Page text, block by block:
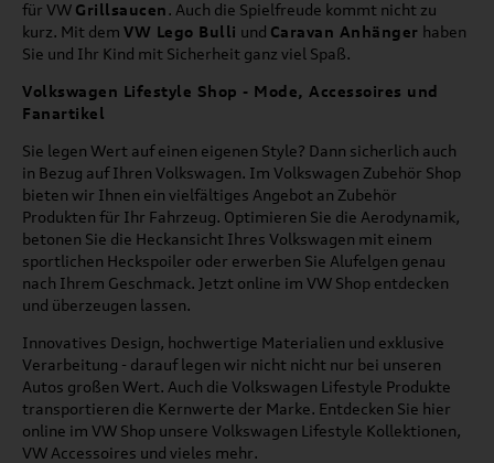
für VW Grillsaucen. Auch die Spielfreude kommt nicht zu
kurz. Mit dem VW Lego Bulli und Caravan Anhänger haben
Sie und Ihr Kind mit Sicherheit ganz viel Spaß.
Volkswagen Lifestyle Shop - Mode, Accessoires und
Fanartikel
Sie legen Wert auf einen eigenen Style? Dann sicherlich auch
in Bezug auf Ihren Volkswagen. Im Volkswagen Zubehör Shop
bieten wir Ihnen ein vielfältiges Angebot an Zubehör
Produkten für Ihr Fahrzeug. Optimieren Sie die Aerodynamik,
betonen Sie die Heckansicht Ihres Volkswagen mit einem
sportlichen Heckspoiler oder erwerben Sie Alufelgen genau
nach Ihrem Geschmack. Jetzt online im VW Shop entdecken
und überzeugen lassen.
Innovatives Design, hochwertige Materialien und exklusive
Verarbeitung - darauf legen wir nicht nicht nur bei unseren
Autos großen Wert. Auch die Volkswagen Lifestyle Produkte
transportieren die Kernwerte der Marke. Entdecken Sie hier
online im VW Shop unsere Volkswagen Lifestyle Kollektionen,
VW Accessoires und vieles mehr.